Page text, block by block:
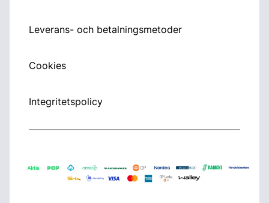
Leverans- och betalningsmetoder
Cookies
Integritetspolicy